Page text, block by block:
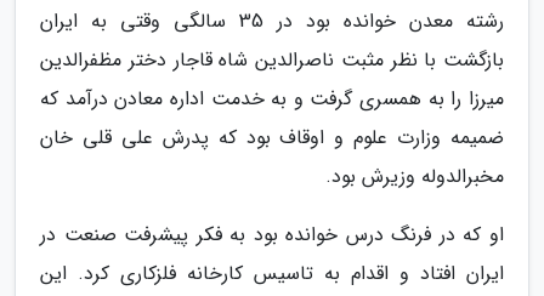
رشته معدن خوانده بود در 35 سالگی وقتی به ایران
بازگشت با نظر مثبت ناصرالدین شاه قاجار دختر مظفرالدین
میرزا را به همسری گرفت و به خدمت اداره معادن درآمد که
ضمیمه وزارت علوم و اوقاف بود که پدرش علی قلی خان
مخبرالدوله وزیرش بود.
او که در فرنگ درس خوانده بود به فکر پیشرفت صنعت در
ایران افتاد و اقدام به تاسیس کارخانه فلزکاری کرد. این